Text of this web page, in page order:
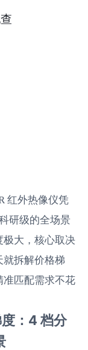
红外热像仪凭
研级的全场景
极大，核心取决
拆解价格梯
准匹配需求不花
：4 档分